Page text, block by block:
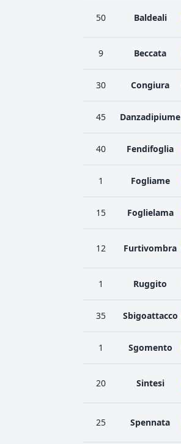
50 Baldeali
9
Beccata
30 Congiura
45 Danzadipiume
40 Fendifoglia
1 Fogliame
15 Foglielama
12 Furtivombra
1
Ruggito
35 Sbigoattacco
1 Sgomento
20 Sintesi
25 Spennata